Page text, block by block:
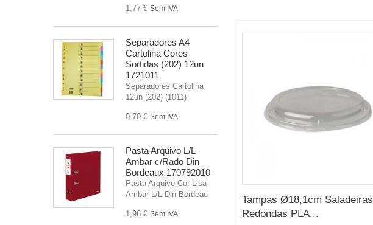
1,77 € Sem IVA
Separadores A4
Cartolina Cores
Sortidas (202) 12un
1721011
Separadores Cartolina
12un (202) (1011)
0,70 € Sem IVA
Pasta Arquivo L/L
Ambar c/Rado Din
Bordeaux 170792010
Pasta Arquivo Cor Lisa
Ambar L/L Din Bordeau
1,96 € Sem IVA
Tampas Ø18,1cm Saladeiras
Redondas PLA...